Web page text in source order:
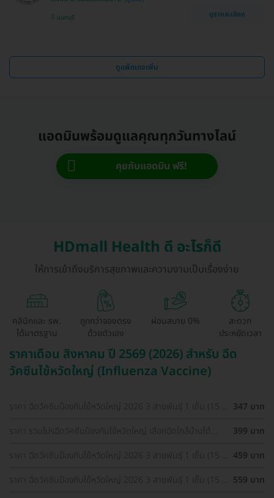
นนทบุรี ดูรายละเอียด
ดูแพ็กเกจเพิ่ม
แอดมินพร้อมดูแลคุณทุกวันทางไลน์
คุยกับแอดมิน ฟรี!
HDmall Health ดี อะไรก็ดี
ให้การเข้าถึงบริการสุขภาพและความงามเป็นเรื่องง่าย
คลินิกและ รพ.
ได้มาตรฐาน
ถูกกว่าจองตรง
ด้วยตัวเอง
ผ่อนสบาย 0%
สะดวก
ประหยัดเวลา
ราคาเดือน สิงหาคม ปี 2569 (2026) สำหรับ ฉีด
วัคซีนไข้หวัดใหญ่ (Influenza Vaccine)
ราคา ฉีดวัคซีนป้องกันไข้หวัดใหญ่ 2026 3 สายพันธุ์ 1 เข็ม (15 ปี
347 บาท
ราคา รวมโปรฉีดวัคซีนป้องกันไข้หวัดใหญ่ เลือกฉีดใกล้บ้านได้
399 บาท
ราคา ฉีดวัคซีนป้องกันไข้หวัดใหญ่ 2026 3 สายพันธุ์ 1 เข็ม (15 ปี
459 บาท
ราคา ฉีดวัคซีนป้องกันไข้หวัดใหญ่ 2026 3 สายพันธุ์ 1 เข็ม (15 ปี
559 บาท